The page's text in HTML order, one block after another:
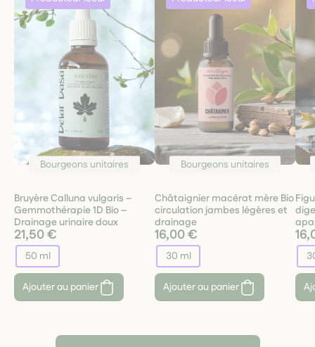
Bourgeons unitaires
Bruyère Calluna vulgaris –
Gemmothérapie 1D Bio –
Drainage urinaire doux
21,50 €
50 ml
Ajouter au panier
Bourgeons unitaires
Châtaignier macérat mère Bio
circulation jambes légères et
drainage
16,00 €
30 ml
Ajouter au panier